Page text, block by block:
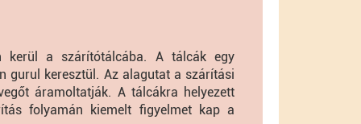
kerül a szárítótálcába. A tálcák egy
gurul keresztül. Az alagutat a szárítási
áramoltatják. A tálcákra helyezett
folyamán kiemelt figyelmet kap a